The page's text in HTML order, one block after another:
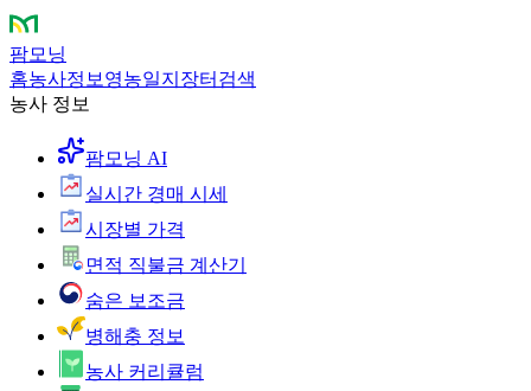
팜모닝
홈농사정보 영농일지 장터 검색
농사 정보
팜모닝 AI
실시간 경매 시세
시장별 가격
면적 직불금 계산기
숨은 보조금
병해충 정보
농사 커리큘럼